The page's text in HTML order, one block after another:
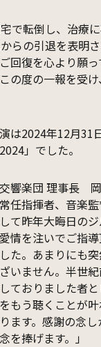
で転倒し、治療
らの引退を表明
回復を心より願っ
の度の一報を受
は2024年12月31
」でした。
響楽団 理事長
任指揮者、音楽
て昨年大晦日の
情を注いでご指
た。あまりにも
いません。半世
ておりました者
もう聴くことが
ます。感謝の念
を捧げます。」